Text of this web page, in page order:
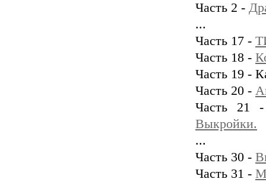
Часть 2 -
...
Часть 17 -
Часть 18 -
Часть 19 -
Часть 20 -
Часть 21
Выкройки.
...
Часть 30 -
Часть 31 -